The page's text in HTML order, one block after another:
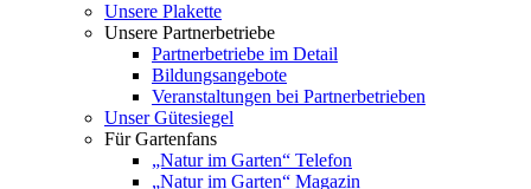
Unsere Plakette
Unsere Partnerbetriebe
Partnerbetriebe im Detail
Bildungsangebote
Veranstaltungen bei Partnerbetrieben
Unser Gütesiegel
Für Gartenfans
„Natur im Garten“ Telefon
„Natur im Garten“ Magazin